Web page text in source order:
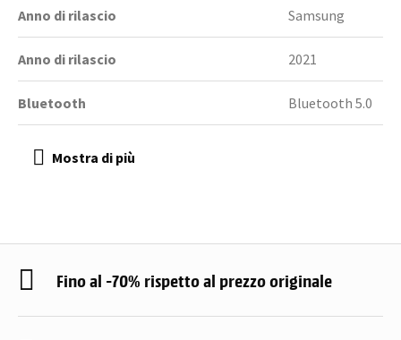
Anno di rilascio Samsung
Anno di rilascio 2021
Bluetooth Bluetooth 5.0
Fino al -70% rispetto al prezzo originale